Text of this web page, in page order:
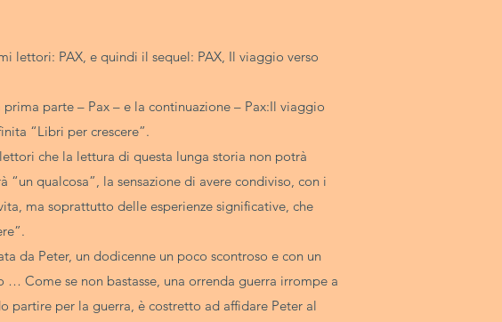
lettori: PAX, e quindi il sequel: PAX, Il viaggio verso
parte – Pax – e la continuazione – Pax:Il viaggio
“Libri per crescere”.
che la lettura di questa lunga storia non potrà
“un qualcosa”, la sensazione di avere condiviso, con i
ma soprattutto delle esperienze significative, che
da Peter, un dodicenne un poco scontroso e con un
… Come se non bastasse, una orrenda guerra irrompe a
partire per la guerra, è costretto ad affidare Peter al